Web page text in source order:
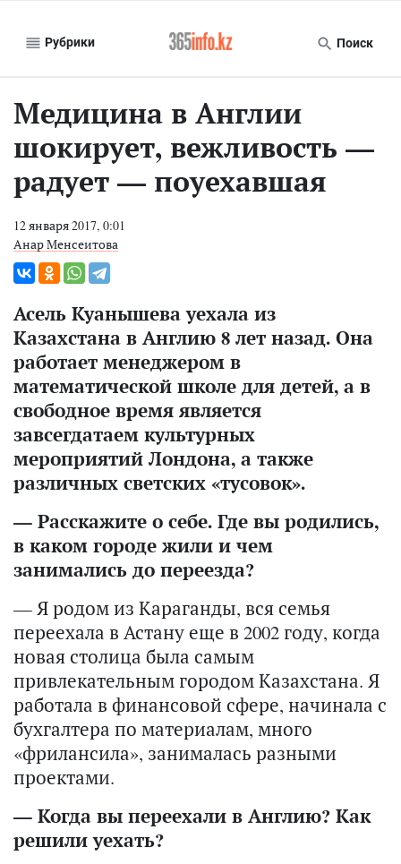
Рубрики Поиск
Медицина в Англии
шокирует, вежливость —
радует — поуехавшая
12 января 2017, 0:01
Анар Менсеитова
Асель Куанышева уехала из
Казахстана в Англию 8 лет назад. Она
работает менеджером в
математической школе для детей, а в
свободное время является
завсегдатаем культурных
мероприятий Лондона, а также
различных светских «тусовок».
— Расскажите о себе. Где вы родились,
в каком городе жили и чем
занимались до переезда?
— Я родом из Караганды, вся семья
переехала в Астану еще в 2002 году, когда
новая столица была самым
привлекательным городом Казахстана. Я
работала в финансовой сфере, начинала с
бухгалтера по материалам, много
«фрилансила», занималась разными
проектами.
— Когда вы переехали в Англию? Как
решили уехать?